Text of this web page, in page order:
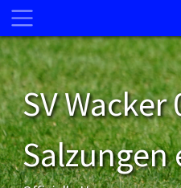
SV Wacker
Salzungen